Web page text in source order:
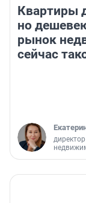
Квартиры
но
рынок
сейчас